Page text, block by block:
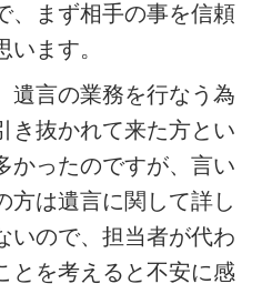
、まず相手の事を信頼
ます。
遺言の業務を行なう為
き抜かれて来た方とい
かったのですが、言い
方は遺言に関して詳し
いので、担当者が代わ
とを考えると不安に感